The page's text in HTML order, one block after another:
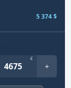
5 374 $
€
+